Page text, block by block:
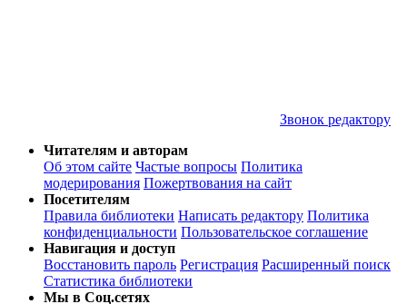
Звонок редактору
Читателям и авторам
Об этом сайте Частые вопросы Политика
модерирования Пожертвования на сайт
Посетителям
Правила библиотеки Написать редактору Политика
конфиденциальности Пользовательское соглашение
Навигация и доступ
Восстановить пароль Регистрация Расширенный поиск
Статистика библиотеки
Мы в Соц.сетях